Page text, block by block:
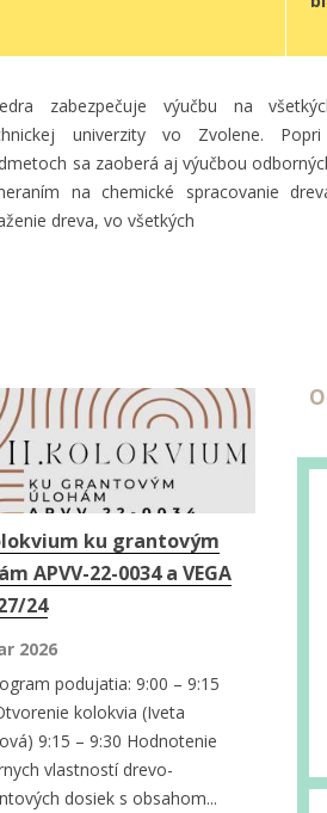
zabezpečuje výučbu na
univerzity vo Zvolene. Popri
sa zaoberá aj výučbou
na chemické spracovanie
dreva, vo všetkých
ku grantovým
APVV-22-0034 a VEGA
24
2026
podujatia: 9:00 – 9:15
kolokvia (Iveta
9:15 – 9:30 Hodnotenie
vlastností drevo-
dosiek s obsahom...